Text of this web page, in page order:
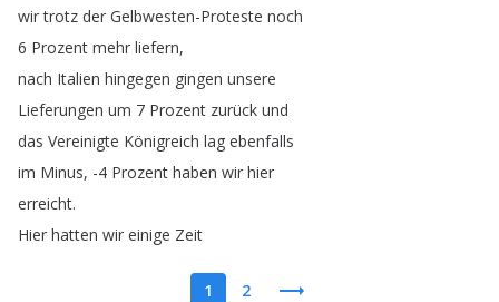
wir trotz der Gelbwesten-Proteste noch
6 Prozent mehr liefern,
nach Italien hingegen gingen unsere
Lieferungen um 7 Prozent zurück und
das Vereinigte Königreich lag ebenfalls
im Minus, -4 Prozent haben wir hier
erreicht.
Hier hatten wir einige Zeit
1 2